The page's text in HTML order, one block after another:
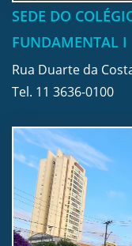
SEDE DO
FUNDAMENTAL I
Rua Duarte da
Tel. 11 3636-0100